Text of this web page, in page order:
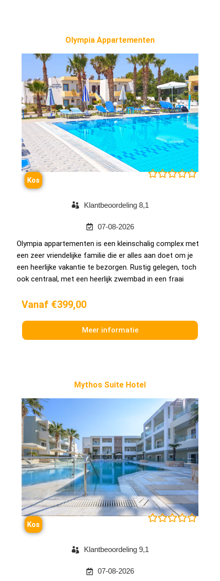
Olympia Appartementen

Kos
Klantbeoordeling 8,1
07-08-2026
Olympia appartementen is een kleinschalig complex met
een zeer vriendelijke familie die er alles aan doet om je
een heerlijke vakantie te bezorgen. Rustig gelegen, toch
ook centraal, met een heerlijk zwembad in een fraai
Vanaf €399,00
Meer informatie
Mythos Suite Hotel

Kos
Klantbeoordeling 9,1
07-08-2026